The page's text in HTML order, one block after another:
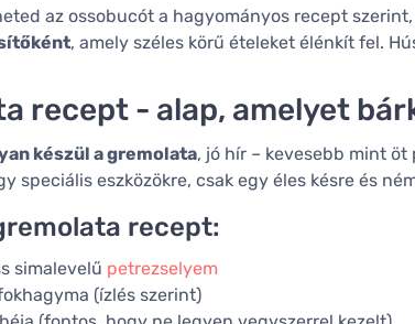
az ossobucót a hagyományos recept
, amely széles körű ételeket élénkít fel.
recept - alap, amelyet
készül a gremolata, jó hír – kevesebb mint
speciális eszközökre, csak egy éles késre és
recept:
simalevelű petrezselyem
(ízlés szerint)